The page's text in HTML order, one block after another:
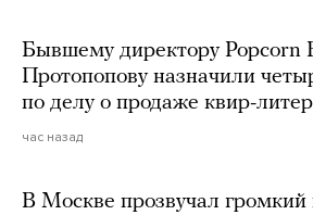
Бывшему директору Popcorn
Протопопову назначили
по делу о продаже квир-
час назад
В Москве прозвучал громкий